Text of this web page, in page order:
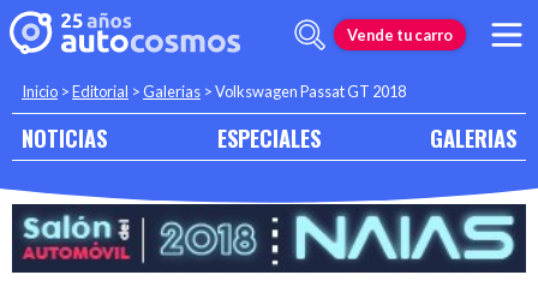
Vende tu carro
Inicio >Editorial >Galerias >Volkswagen Passat GT 2018
NOTICIAS ESPECIALES GALERIAS